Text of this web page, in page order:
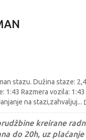
stazu. Dužina staze:
1:43 Razmera vozila:
na stazi,zahvaljuj...
kreirane
do 20h, uz